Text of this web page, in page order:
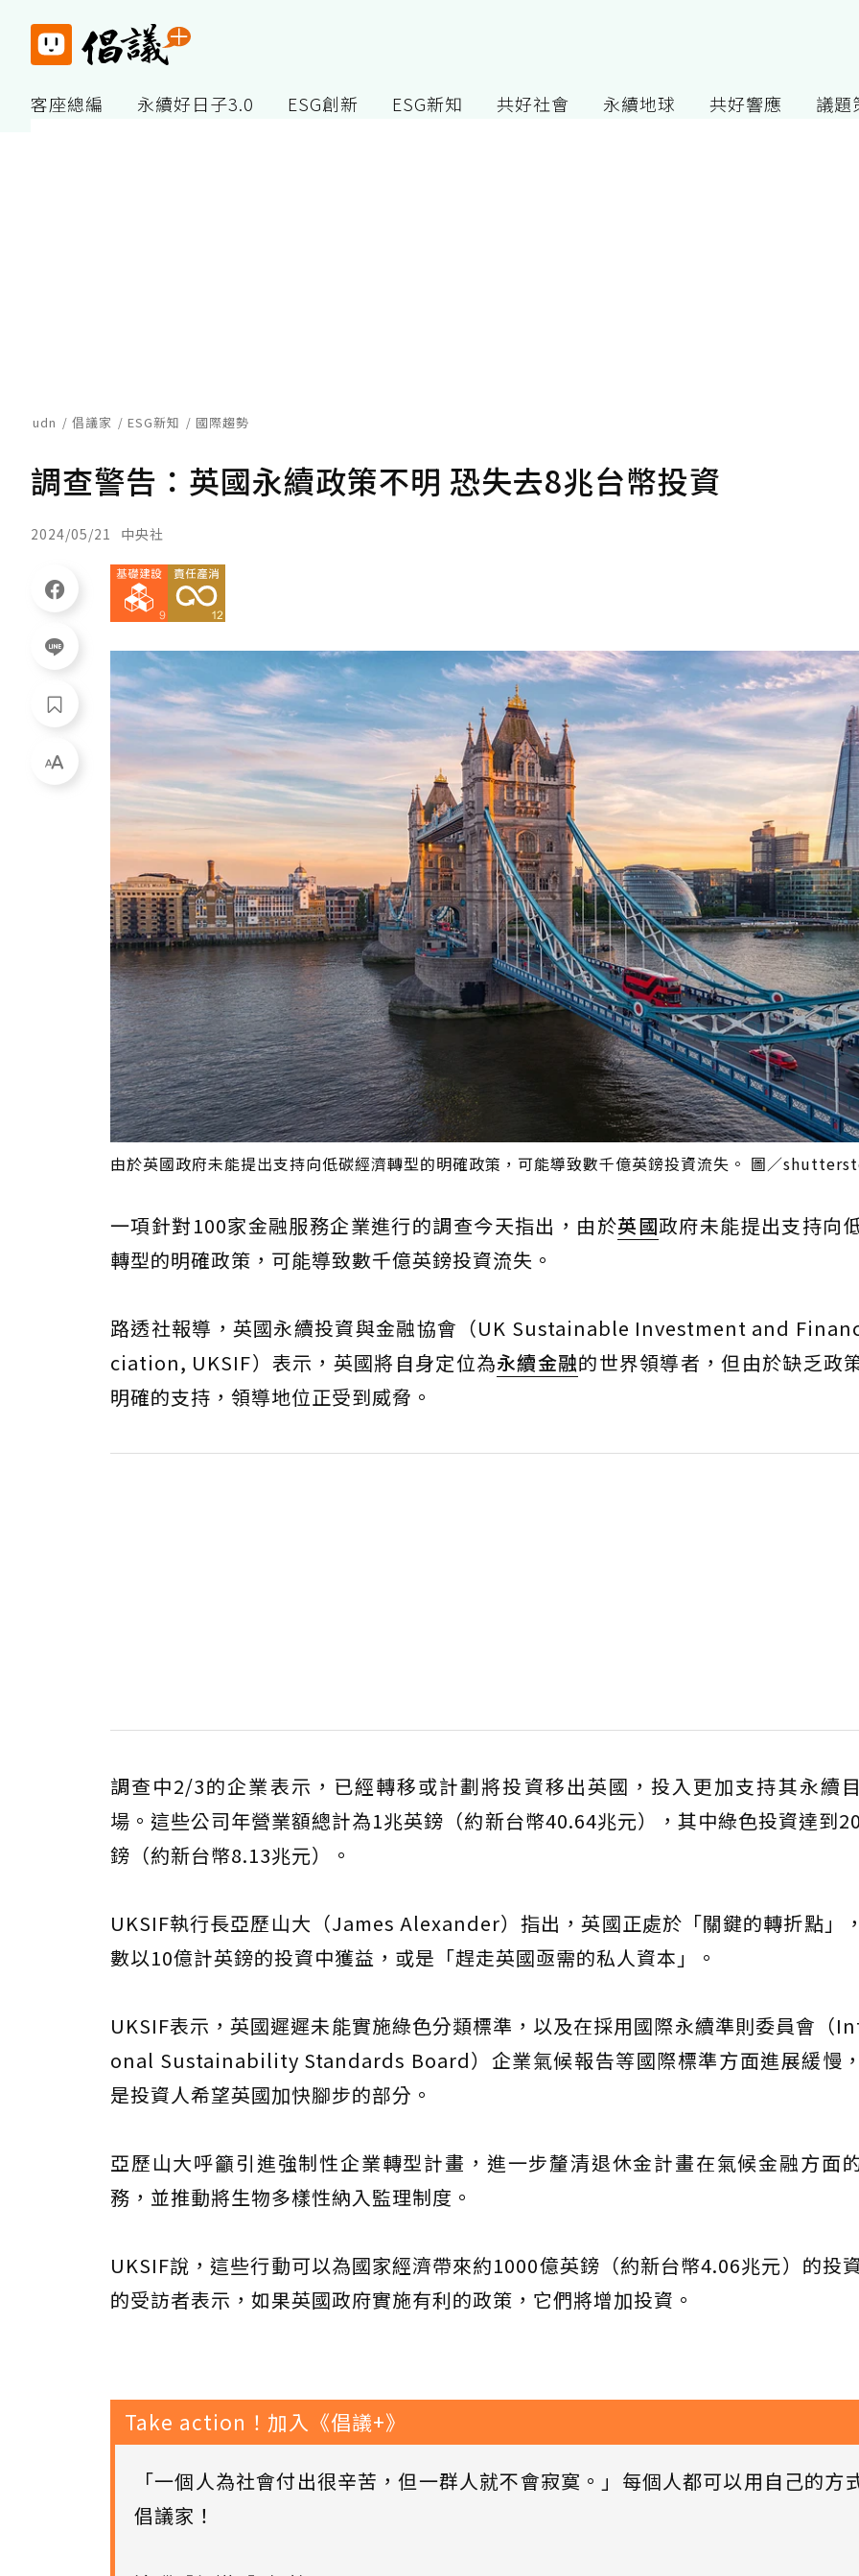
客座總編 永續好日子3.0 ESG創新 ESG新知 共好社會 永續地球 共好響應 議題
udn 倡議家 ESG新知 國際趨勢
調查警告：英國永續政策不明 恐失去8兆台幣投資
2024/05/21 中央社
由於英國政府未能提出支持向低碳經濟轉型的明確政策，可能導致數千億英鎊投資流失。 圖／
一項針對100家金融服務企業進行的調查今天指出，由於英國政府未能提出支持向
轉型的明確政策，可能導致數千億英鎊投資流失。
路透社報導，英國永續投資與金融協會（UK Sustainable Investment and
ciation, UKSIF）表示，英國將自身定位為永續金融的世界領導者，但由於缺乏政
明確的支持，領導地位正受到威脅。
調查中2/3的企業表示，已經轉移或計劃將投資移出英國，投入更加支持其永續
場。這些公司年營業額總計為1兆英鎊（約新台幣40.64兆元），其中綠色投資達到
鎊（約新台幣8.13兆元）。
UKSIF執行長亞歷山大（James Alexander）指出，英國正處於「關鍵的轉折點」
數以10億計英鎊的投資中獲益，或是「趕走英國亟需的私人資本」。
UKSIF表示，英國遲遲未能實施綠色分類標準，以及在採用國際永續準則委員會（
onal Sustainability Standards Board）企業氣候報告等國際標準方面進展緩慢
是投資人希望英國加快腳步的部分。
亞歷山大呼籲引進強制性企業轉型計畫，進一步釐清退休金計畫在氣候金融方面
務，並推動將生物多樣性納入監理制度。
UKSIF說，這些行動可以為國家經濟帶來約1000億英鎊（約新台幣4.06兆元）的投
的受訪者表示，如果英國政府實施有利的政策，它們將增加投資。
Take action！加入《倡議+》
「一個人為社會付出很辛苦，但一群人就不會寂寞。」每個人都可以用自己的方
倡議家！